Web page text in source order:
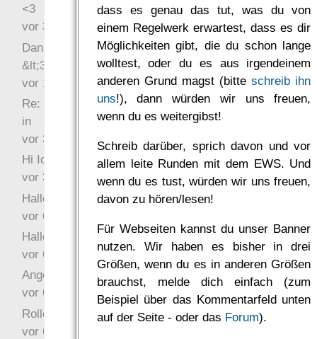
dass es genau das tut, was du von
einem Regelwerk erwartest, dass es dir
Möglichkeiten gibt, die du schon lange
wolltest, oder du es aus irgendeinem
anderen Grund magst (bitteschreib ihn
uns!), dann würden wir uns freuen,
wenn du es weitergibst!
Schreib darüber, sprich davon und vor
allem leite Runden mit dem EWS. Und
wenn du es tust, würden wir uns freuen,
davon zu hören/lesen!
Für Webseiten kannst du unser Banner
nutzen. Wir haben es bisher in drei
Größen, wenn du es in anderen Größen
brauchst, melde dich einfach (zum
Beispiel über das Kommentarfeld unten
auf der Seite - oder das Forum).
<3
vor 34 Wochen 6 Tage
Danke für das Statement
&lt;3
vor 1 Jahr 48 Wochen
Re: Hi Ich bin völlig neu
in
vor 3 Jahre 33 Wochen
Hi Ich bin völlig neu in
vor 3 Jahre 46 Wochen
Hallo Ochrasylion
vor 6 Jahre 10 Wochen
Hallo Drak
vor 6 Jahre 10 Wochen
Angefragt
vor 6 Jahre 10 Wochen
Rollenspielrunde
vor 6 Jahre 10 Wochen